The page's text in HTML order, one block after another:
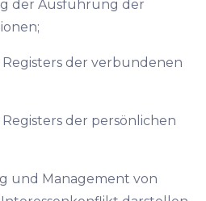
Ausführung der
der verbundenen
der persönlichen
Management von